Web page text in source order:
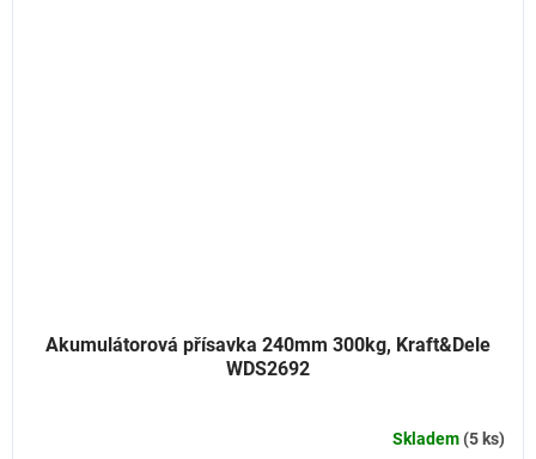
Akumulátorová přísavka 240mm 300kg, Kraft&Dele
WDS2692
Skladem(5 ks)